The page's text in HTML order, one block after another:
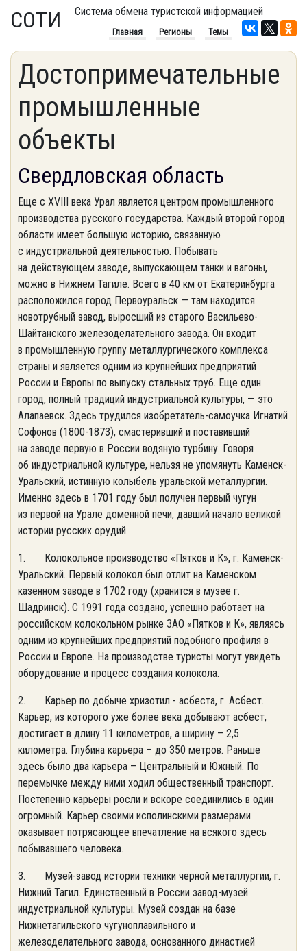
СОТИ Система обмена туристской информацией
Главная Регионы Темы
Достопримечательные
промышленные
объекты
Свердловская область
Еще с XVIII века Урал является центром промышленного
производства русского государства. Каждый второй город
области имеет большую историю, связанную
с индустриальной деятельностью. Побывать
на действующем заводе, выпускающем танки и вагоны,
можно в Нижнем Тагиле. Всего в 40 км от Екатеринбурга
расположился город Первоуральск — там находится
новотрубный завод, выросший из старого Васильево-
Шайтанского железоделательного завода. Он входит
в промышленную группу металлургического комплекса
страны и является одним из крупнейших предприятий
России и Европы по выпуску стальных труб. Еще один
город, полный традиций индустриальной культуры, — это
Алапаевск. Здесь трудился изобретатель-самоучка Игнатий
Софонов (1800-1873), смастеривший и поставивший
на заводе первую в России водяную турбину. Говоря
об индустриальной культуре, нельзя не упомянуть Каменск-
Уральский, истинную колыбель уральской металлургии.
Именно здесь в 1701 году был получен первый чугун
из первой на Урале доменной печи, давший начало великой
истории русских орудий.
1. Колокольное производство «Пятков и К», г. Каменск-
Уральский. Первый колокол был отлит на Каменском
казенном заводе в 1702 году (хранится в музее г.
Шадринск). С 1991 года создано, успешно работает на
российском колокольном рынке ЗАО «Пятков и К», являясь
одним из крупнейших предприятий подобного профиля в
России и Европе. На производстве туристы могут увидеть
оборудование и процесс создания колокола.
2. Карьер по добыче хризотил - асбеста, г. Асбест.
Карьер, из которого уже более века добывают асбест,
достигает в длину 11 километров, а ширину – 2,5
километра. Глубина карьера – до 350 метров. Раньше
здесь было два карьера – Центральный и Южный. По
перемычке между ними ходил общественный транспорт.
Постепенно карьеры росли и вскоре соединились в один
огромный. Карьер своими исполинскими размерами
оказывает потрясающее впечатление на всякого здесь
побывавшего человека.
3. Музей-завод истории техники черной металлургии, г.
Нижний Тагил. Единственный в России завод-музей
индустриальной культуры. Музей создан на базе
Нижнетагильского чугуноплавильного и
железоделательного завода, основанного династией